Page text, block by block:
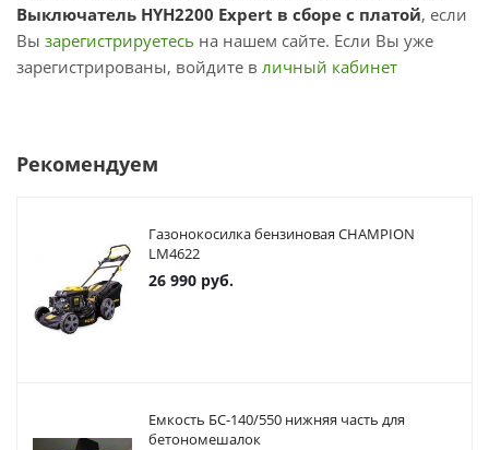
Выключатель HYH2200 Expert в сборе с платой, если
Вы зарегистрируетесь на нашем сайте. Если Вы уже
зарегистрированы, войдите в личный кабинет
Рекомендуем
Газонокосилка бензиновая CHAMPION
LM4622
26 990 руб.
Емкость БС-140/550 нижняя часть для
бетономешалок